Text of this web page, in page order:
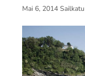
Mai 6, 2014